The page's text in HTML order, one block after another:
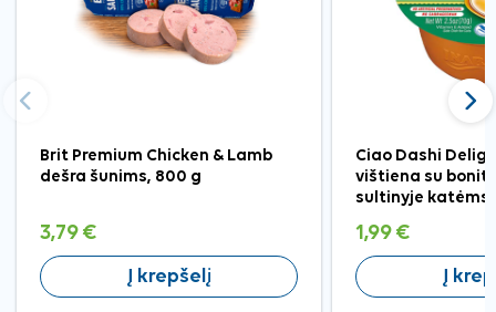
Brit Premium Chicken & Lamb
dešra šunims, 800 g
3,79 €
Į krepšelį
Ciao Dashi
vištiena su
sultinyje katėms,
1,99 €
Į
Ankstesnis